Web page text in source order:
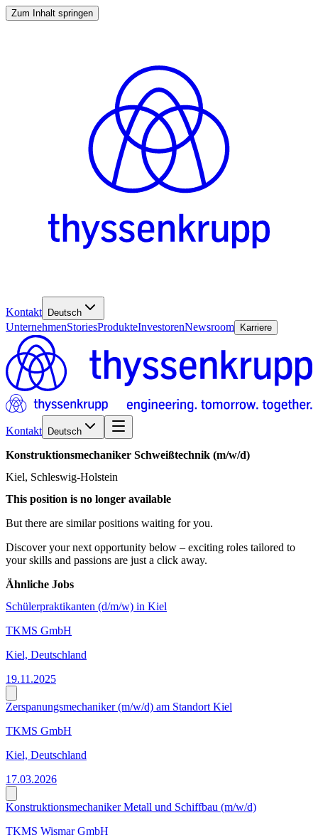
Zum Inhalt springen
Kontakt Deutsch
UnternehmenStoriesProdukteInvestorenNewsroom Karriere
Kontakt Deutsch
Konstruktionsmechaniker Schweißtechnik (m/w/d)
Kiel, Schleswig-Holstein
This position is no longer available
But there are similar positions waiting for you.
Discover your next opportunity below – exciting roles tailored to
your skills and passions are just a click away.
Ähnliche Jobs
Schülerpraktikanten (d/m/w) in Kiel
TKMS GmbH
Kiel, Deutschland
19.11.2025
Zerspanungsmechaniker (m/w/d) am Standort Kiel
TKMS GmbH
Kiel, Deutschland
17.03.2026
Konstruktionsmechaniker Metall und Schiffbau (m/w/d)
TKMS Wismar GmbH